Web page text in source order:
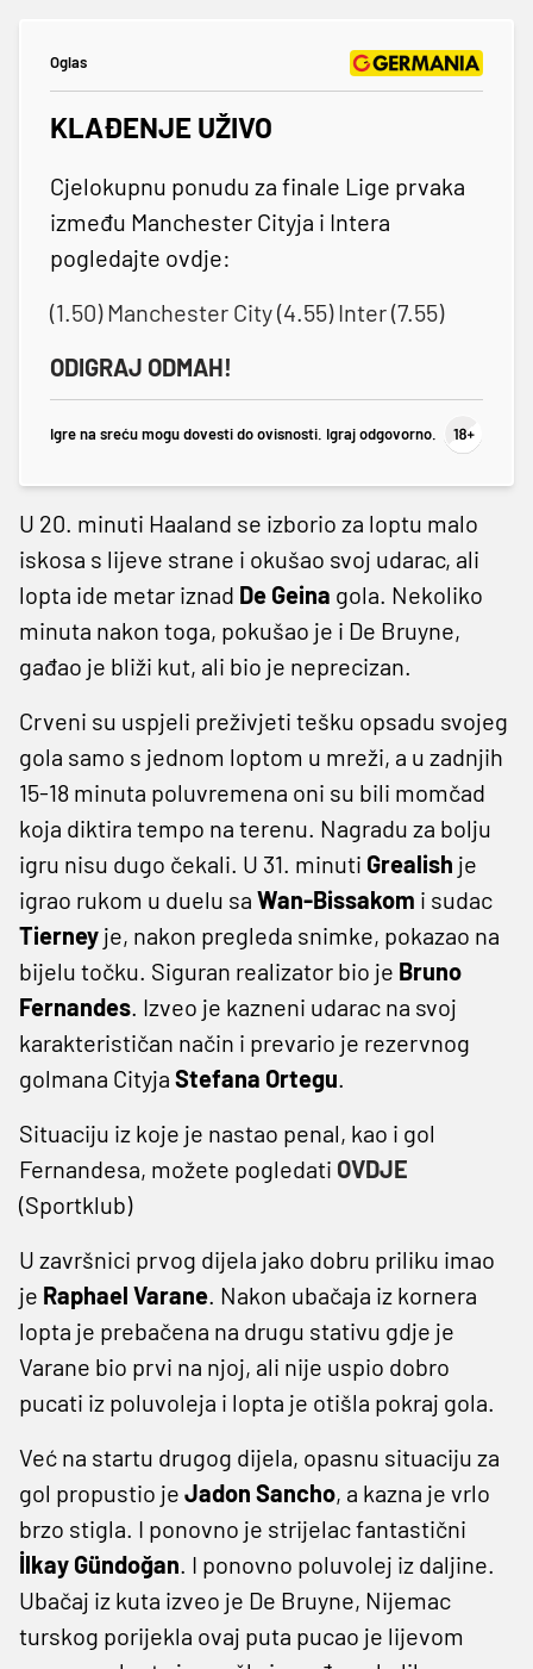
Oglas
KLAĐENJE UŽIVO
Cjelokupnu ponudu za finale Lige prvaka
između Manchester Cityja i Intera
pogledajte ovdje:
(1.50) Manchester City (4.55) Inter (7.55)
ODIGRAJ ODMAH!
Igre na sreću mogu dovesti do ovisnosti. Igraj odgovorno.
U 20. minuti Haaland se izborio za loptu malo
iskosa s lijeve strane i okušao svoj udarac, ali
lopta ide metar iznad De Geina gola. Nekoliko
minuta nakon toga, pokušao je i De Bruyne,
gađao je bliži kut, ali bio je neprecizan.
Crveni su uspjeli preživjeti tešku opsadu svojeg
gola samo s jednom loptom u mreži, a u zadnjih
15-18 minuta poluvremena oni su bili momčad
koja diktira tempo na terenu. Nagradu za bolju
igru nisu dugo čekali. U 31. minuti Grealish je
igrao rukom u duelu sa Wan-Bissakom i sudac
Tierney je, nakon pregleda snimke, pokazao na
bijelu točku. Siguran realizator bio je Bruno
Fernandes. Izveo je kazneni udarac na svoj
karakterističan način i prevario je rezervnog
golmana Cityja Stefana Ortegu.
Situaciju iz koje je nastao penal, kao i gol
Fernandesa, možete pogledati OVDJE
(Sportklub)
U završnici prvog dijela jako dobru priliku imao
je Raphael Varane. Nakon ubačaja iz kornera
lopta je prebačena na drugu stativu gdje je
Varane bio prvi na njoj, ali nije uspio dobro
pucati iz poluvoleja i lopta je otišla pokraj gola.
Već na startu drugog dijela, opasnu situaciju za
gol propustio je Jadon Sancho, a kazna je vrlo
brzo stigla. I ponovno je strijelac fantastični
İlkay Gündoğan. I ponovno poluvolej iz daljine.
Ubačaj iz kuta izveo je De Bruyne, Nijemac
turskog porijekla ovaj puta pucao je lijevom